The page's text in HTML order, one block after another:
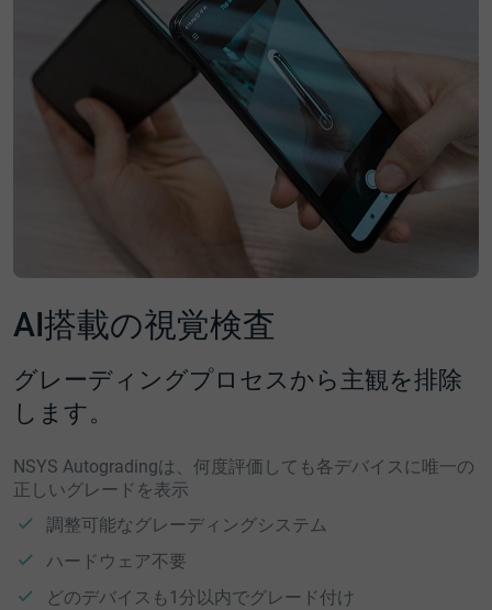
AI搭載の視覚検査
グレーディングプロセスから主観を排除
します。
NSYS Autogradingは、何度評価しても各デバイスに唯一の
正しいグレードを表示
調整可能なグレーディングシステム
ハードウェア不要
どのデバイスも1分以内でグレード付け